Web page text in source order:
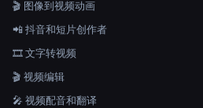
🎬 图像到视频动画
📲 抖音和短片创作者
🎞️ 文字转视频
🎬 视频编辑
🎤 视频配音和翻译